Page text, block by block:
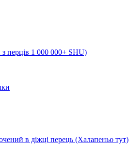
з перців 1 000 000+ SHU)
в діжці перець (Халапеньо тут)